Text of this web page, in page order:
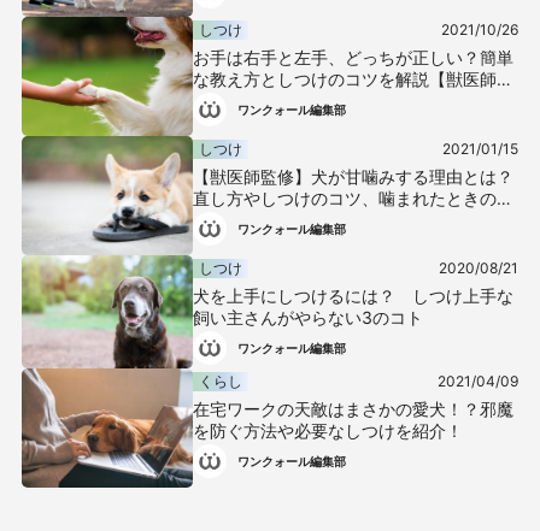
しつけ 2021/10/26
お手は右手と左手、どっちが正しい？簡単
な教え方としつけのコツを解説【獣医師監
修】
ワンクォール編集部
しつけ 2021/01/15
【獣医師監修】犬が甘噛みする理由とは？
直し方やしつけのコツ、噛まれたときの
NG行動などについて解説
ワンクォール編集部
しつけ 2020/08/21
犬を上手にしつけるには？ しつけ上手な
飼い主さんがやらない3のコト
ワンクォール編集部
くらし 2021/04/09
在宅ワークの天敵はまさかの愛犬！？邪魔
を防ぐ方法や必要なしつけを紹介！
ワンクォール編集部